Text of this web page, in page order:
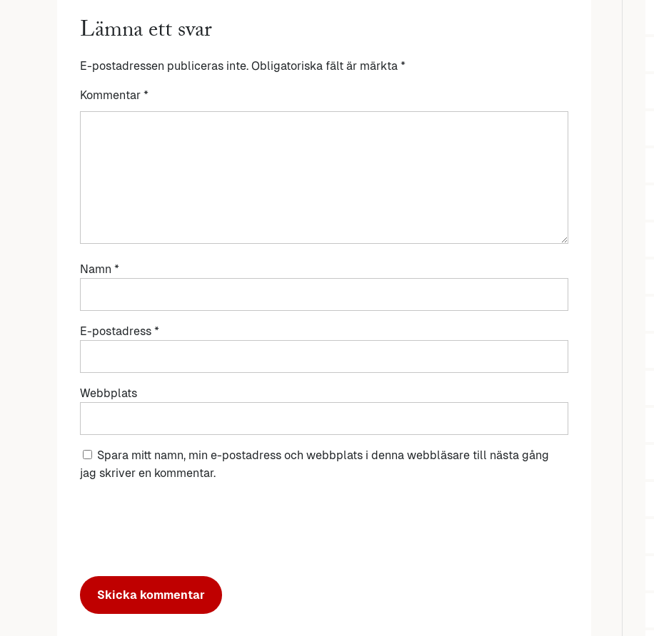
Lämna ett svar
E-postadressen publiceras inte. Obligatoriska fält är märkta *
Kommentar *
Namn *
E-postadress *
Webbplats
Spara mitt namn, min e-postadress och webbplats i denna webbläsare till nästa gång
jag skriver en kommentar.